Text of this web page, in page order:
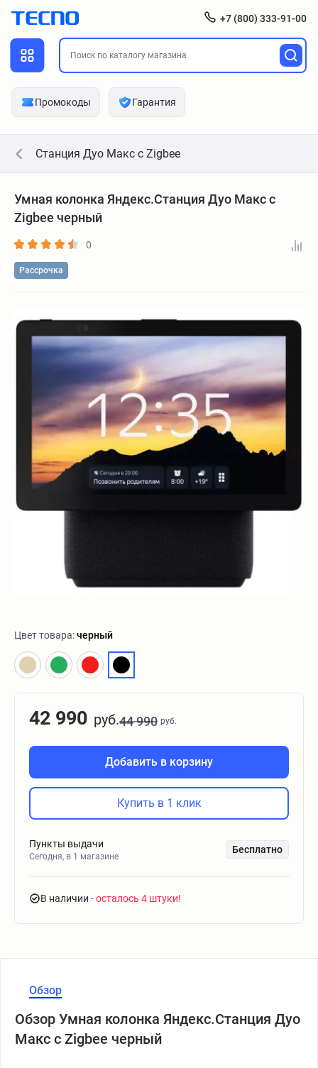
+7 (800) 333-91-00
Промокоды Гарантия
Станция Дуо Макс с Zigbee
Умная колонка Яндекс.Станция Дуо Макс с
Zigbee черный
0
Рассрочка
Цвет товара:черный
42 990 руб.44 990 руб.
Добавить в корзину
Купить в 1 клик
Пункты выдачи
Сегодня, в 1 магазине
Бесплатно
В наличии - осталось 4 штуки
Обзор
Обзор Умная колонка Яндекс.Станция Дуо
Макс с Zigbee черный